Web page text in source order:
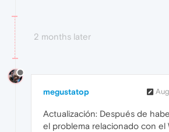
2 months later
megustatop
Actualización: Después de
el problema relacionado con el